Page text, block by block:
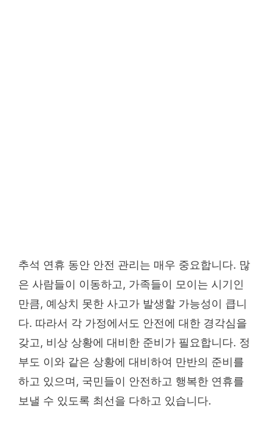
추석 연휴 동안 안전 관리는 매우 중요합니다. 많
은 사람들이 이동하고, 가족들이 모이는 시기인
만큼, 예상치 못한 사고가 발생할 가능성이 큽니
다. 따라서 각 가정에서도 안전에 대한 경각심을
갖고, 비상 상황에 대비한 준비가 필요합니다. 정
부도 이와 같은 상황에 대비하여 만반의 준비를
하고 있으며, 국민들이 안전하고 행복한 연휴를
보낼 수 있도록 최선을 다하고 있습니다.